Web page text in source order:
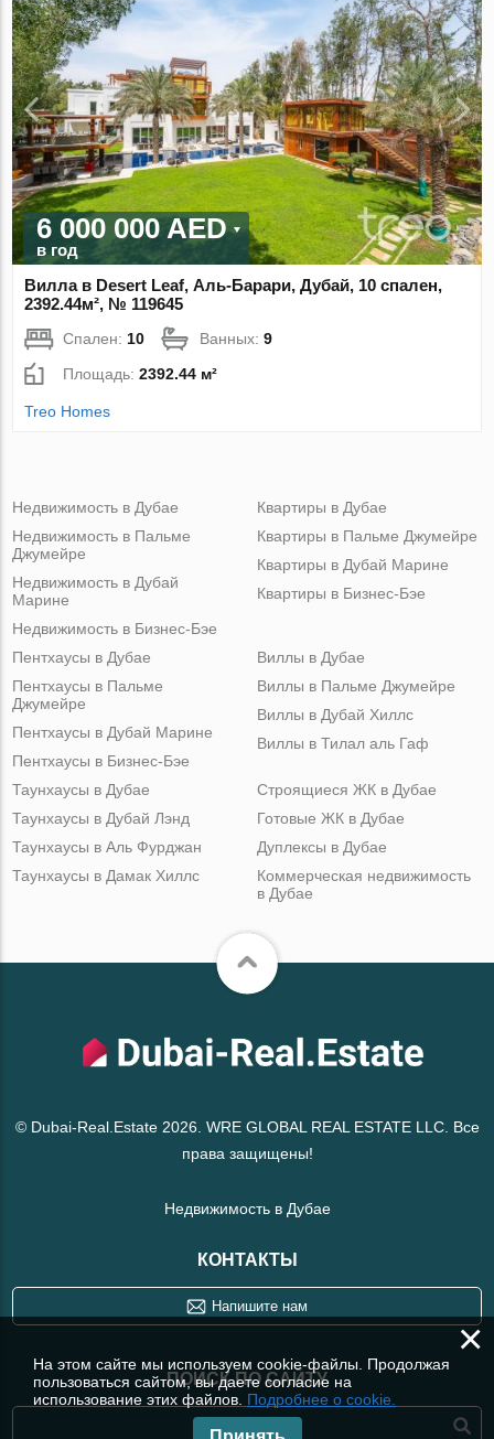
6 000 000 AED
в год
Вилла в Desert Leaf, Аль-Барари, Дубай, 10 спален,
2392.44м², № 119645
Спален: 10 Ванных:9
Площадь:2392.44 м²
Treo Homes
Недвижимость в Дубае
Недвижимость в Пальме
Джумейре
Недвижимость в Дубай
Марине
Недвижимость в Бизнес-Бэе
Квартиры в Дубае
Квартиры в Пальме Джумейре
Квартиры в Дубай Марине
Квартиры в Бизнес-Бэе
Пентхаусы в Дубае
Пентхаусы в Пальме
Джумейре
Пентхаусы в Дубай Марине
Пентхаусы в Бизнес-Бэе
Виллы в Дубае
Виллы в Пальме Джумейре
Виллы в Дубай Хиллс
Виллы в Тилал аль Гаф
Таунхаусы в Дубае
Таунхаусы в Дубай Лэнд
Таунхаусы в Аль Фурджан
Таунхаусы в Дамак Хиллс
Строящиеся ЖК в Дубае
Готовые ЖК в Дубае
Дуплексы в Дубае
Коммерческая недвижимость
в Дубае
© Dubai-Real.Estate 2026. WRE GLOBAL REAL ESTATE LLC. Все
права защищены!
Недвижимость в Дубае
КОНТАКТЫ
Напишите нам
ПОИСК ПО САЙТУ
×
На этом сайте мы используем cookie-файлы. Продолжая
пользоваться сайтом, вы даете согласие на
использование этих файлов. Подробнее о cookie.